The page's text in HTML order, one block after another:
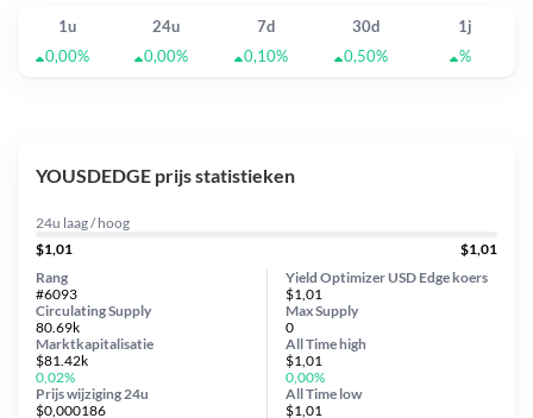
1u 24u 7d 30d
1j
0,00%
0,00% 0,10% 0,50% %
YOUSDEDGE prijs statistieken
24u laag / hoog
$1,01
$1,01
Yield Optimizer USD Edge koers
$1,01
Circulating Supply
80.69k
Prijs wijziging 24u
$0,000186
Max Supply
0
Marktkapitalisatie
$81.42k
0,02%
Rang
#6093
All Timehigh
$1,01
0,00%
All Time low
$1,01